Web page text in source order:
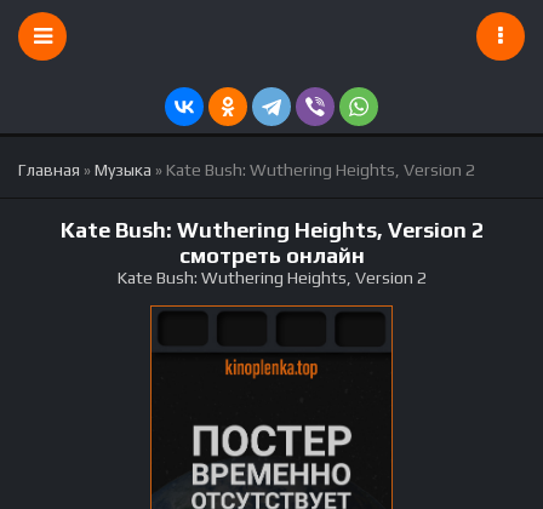
Главная »Музыка » Kate Bush: Wuthering Heights, Version 2
Kate Bush: Wuthering Heights, Version 2
смотреть онлайн
Kate Bush: Wuthering Heights, Version 2